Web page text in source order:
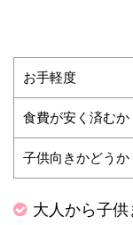
お手軽度
食費が安く済むか
子供向きかどうか
大人から子